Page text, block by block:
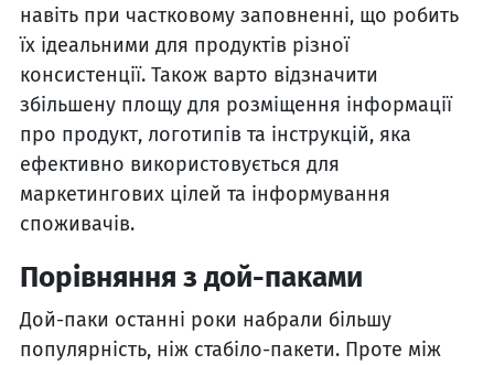
навіть при частковому заповненні, що робить
їх ідеальними для продуктів різної
консистенції. Також варто відзначити
збільшену площу для розміщення інформації
про продукт, логотипів та інструкцій, яка
ефективно використовується для
маркетингових цілей та інформування
споживачів.
Порівняння з дой-паками
Дой-паки останні роки набрали більшу
популярність, ніж стабіло-пакети. Проте між